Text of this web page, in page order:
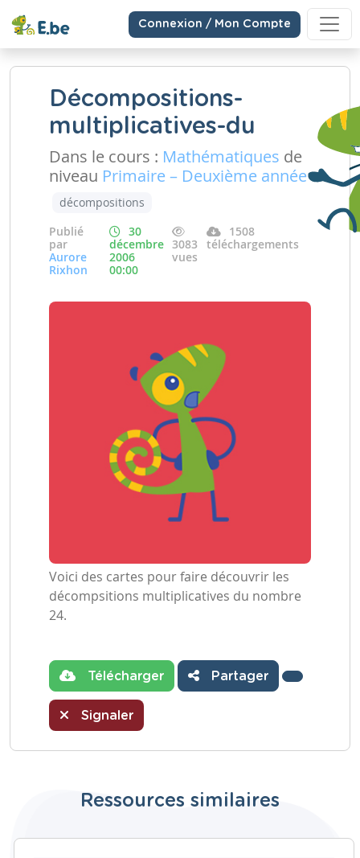
Connexion / Mon Compte
Décompositions-
multiplicatives-du
Dans le cours : Mathématiques de
niveau Primaire – Deuxième année
décompositions
Publié
par
Aurore
Rixhon
30
décembre
2006
00:00
3083
vues
1508
téléchargements
Voici des cartes pour faire découvrir les
décompsitions multiplicatives du nombre
24.
Télécharger Partager
Signaler
Ressources similaires